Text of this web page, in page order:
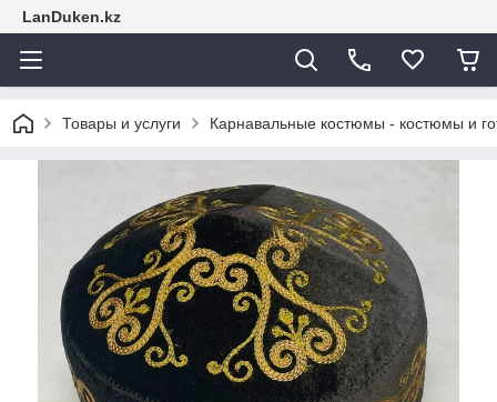
LanDuken.kz
Товары и услуги Карнавальные костюмы - костюмы и